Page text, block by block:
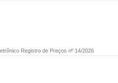
Registro de Preços nº 14/2026